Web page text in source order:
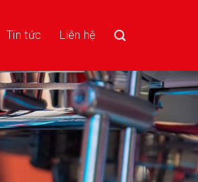
Tin tức Liên hệ